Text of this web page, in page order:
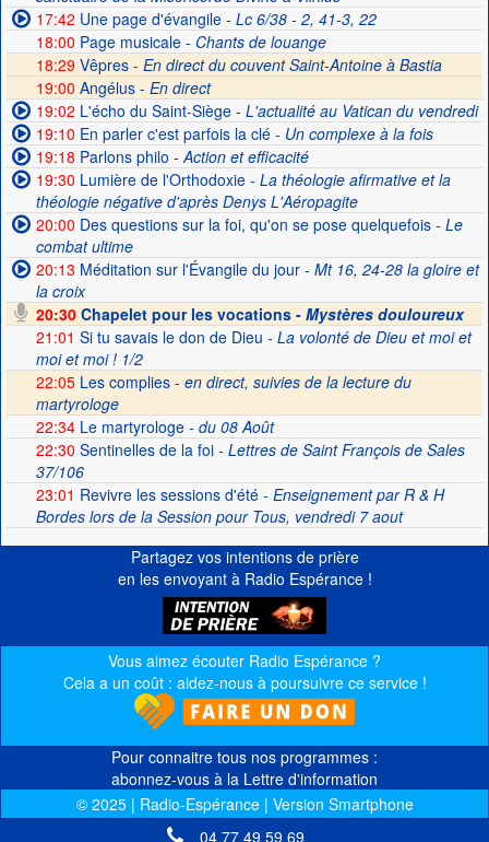
17:42 Une page d'évangile- Lc 6/38 - 2, 41-3, 22
18:00 Page musicale- Chants de louange
18:29 Vêpres - En direct du couvent Saint-Antoine à Bastia
19:00 Angélus - En direct
19:02 L'écho du Saint-Siège- L'actualité au Vatican du vendredi
19:10 En parler c'est parfois la clé- Un complexe à la fois
19:18 Parlons philo - Action et efficacité
19:30 Lumière de l'Orthodoxie- La théologie afirmative et la
théologie négative d'après Denys L'Aéropagite
20:00 Des questions sur la foi, qu'on se pose quelquefois- Le
combat ultime
20:13 Méditation sur l'Évangile du jour- Mt 16, 24-28 la gloire et
la croix
20:30Chapelet pour les vocations - Mystères douloureux
21:01 Si tu savais le don de Dieu - La volonté de Dieu et moi et
moi et moi ! 1/2
22:05Les complies - en direct, suivies de la lecture du
martyrologe
22:34Le martyrologe- du 08 Août
22:30 Sentinelles de la foi- Lettres de Saint François de Sales
37/106
23:01 Revivre les sessions d'été- Enseignement par R & H
Bordes lors de la Session pour Tous, vendredi 7 aout
Partagez vos intentions de prière
en les envoyant à Radio Espérance !
Vous aimez écouter Radio Espérance ?
Cela a un coût : aidez-nous à poursuivre ce service !
Pour connaitre tous nos programmes :
abonnez-vous à la Lettre d'information
© 2025 | Radio-Espérance | Version Smartphone
04 77 49 59 69